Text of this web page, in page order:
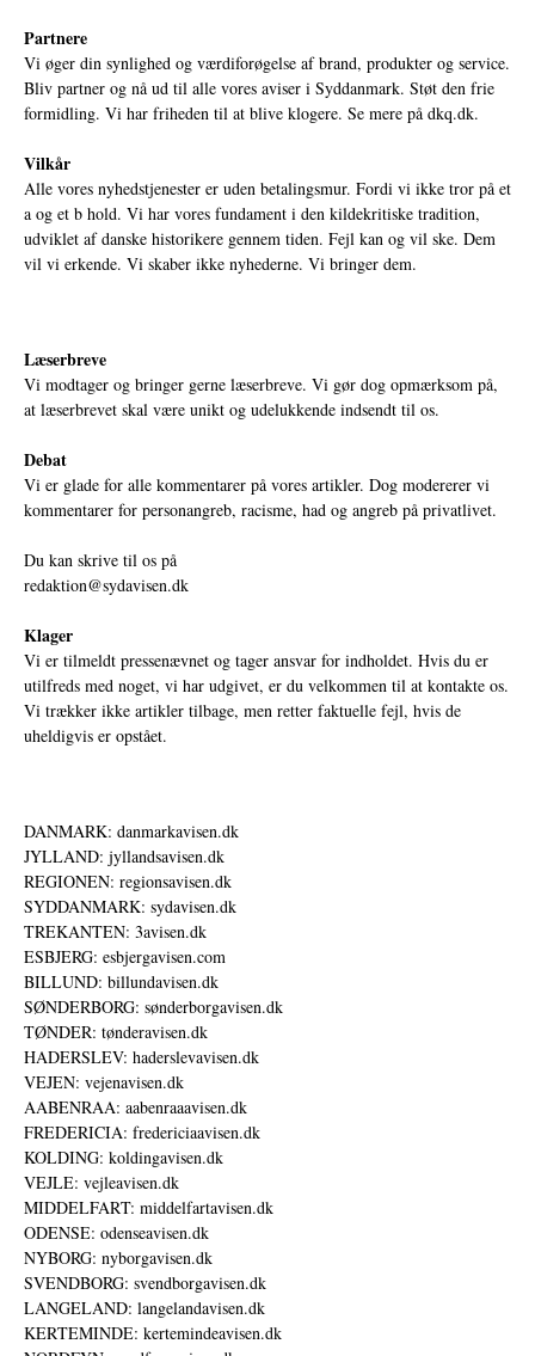
Partnere
Vi øger din synlighed og værdiforøgelse af brand, produkter og service.
Bliv partner og nå ud til alle vores aviser i Syddanmark. Støt den frie
formidling. Vi har friheden til at blive klogere. Se mere på dkq.dk.
Vilkår
Alle vores nyhedstjenester er uden betalingsmur. Fordi vi ikke tror på et
a og et b hold. Vi har vores fundament i den kildekritiske tradition,
udviklet af danske historikere gennem tiden. Fejl kan og vil ske. Dem
vil vi erkende. Vi skaber ikke nyhederne. Vi bringer dem.
Læserbreve
Vi modtager og bringer gerne læserbreve. Vi gør dog opmærksom på,
at læserbrevet skal være unikt og udelukkende indsendt til os.
Debat
Vi er glade for alle kommentarer på vores artikler. Dog modererer vi
kommentarer for personangreb, racisme, had og angreb på privatlivet.
Du kan skrive til os på
redaktion@sydavisen.dk
Klager
Vi er tilmeldt pressenævnet og tager ansvar for indholdet. Hvis du er
utilfreds med noget, vi har udgivet, er du velkommen til at kontakte os.
Vi trækker ikke artikler tilbage, men retter faktuelle fejl, hvis de
uheldigvis er opstået.
DANMARK: danmarkavisen.dk
JYLLAND: jyllandsavisen.dk
REGIONEN: regionsavisen.dk
SYDDANMARK: sydavisen.dk
TREKANTEN: 3avisen.dk
ESBJERG: esbjergavisen.com
BILLUND: billundavisen.dk
SØNDERBORG: sønderborgavisen.dk
TØNDER: tønderavisen.dk
HADERSLEV: haderslevavisen.dk
VEJEN: vejenavisen.dk
AABENRAA: aabenraaavisen.dk
FREDERICIA: fredericiaavisen.dk
KOLDING: koldingavisen.dk
VEJLE: vejleavisen.dk
MIDDELFART: middelfartavisen.dk
ODENSE: odenseavisen.dk
NYBORG: nyborgavisen.dk
SVENDBORG: svendborgavisen.dk
LANGELAND: langelandavisen.dk
KERTEMINDE: kertemindeavisen.dk